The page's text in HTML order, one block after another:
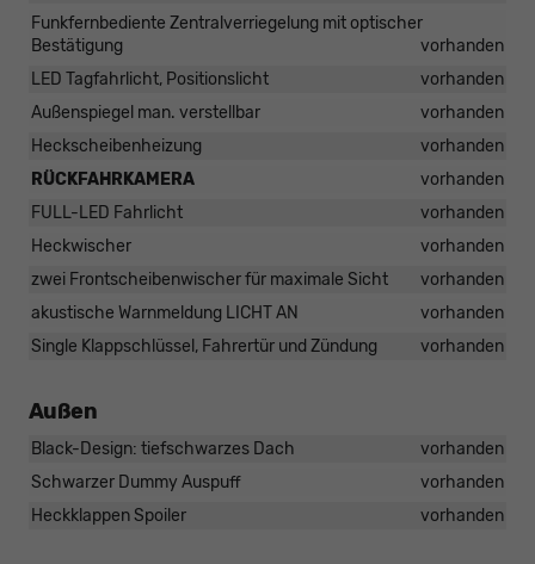
Funkfernbediente Zentralverriegelung mit optischer
Bestätigung
vorhanden
LED Tagfahrlicht, Positionslicht
vorhanden
Außenspiegel man. verstellbar
vorhanden
Heckscheibenheizung
vorhanden
RÜCKFAHRKAMERA
vorhanden
FULL-LED Fahrlicht
vorhanden
Heckwischer
vorhanden
zwei Frontscheibenwischer für maximale Sicht
vorhanden
akustische Warnmeldung LICHT AN
vorhanden
Single Klappschlüssel, Fahrertür und Zündung
vorhanden
Außen
Black-Design: tiefschwarzes Dach
vorhanden
Schwarzer Dummy Auspuff
vorhanden
Heckklappen Spoiler
vorhanden